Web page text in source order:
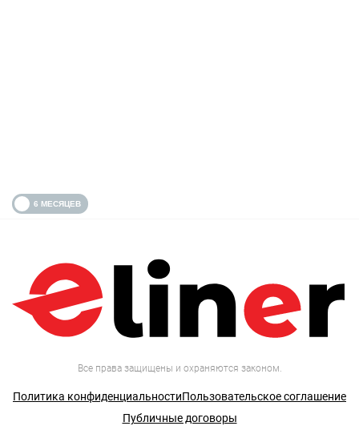
Все права защищены и охраняются законом.
Политика конфиденциальностиПользовательское соглашение
Публичные договоры